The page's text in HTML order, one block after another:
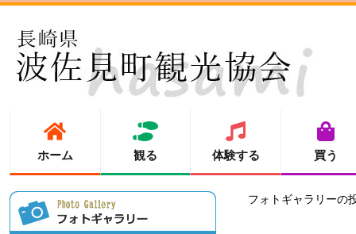
ホーム 観る 体験する 買う
フォトギャラリーの